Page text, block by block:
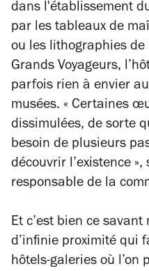
dans l'établissement
par les tableaux de
ou les lithographies de
Grands Voyageurs,
parfois rien à envier
musées. « Certaines
dissimulées, de sorte
besoin de plusieurs
découvrir l’existence »,
responsable de la
Et c’est bien ce
d’infinie proximité qui
hôtels-galeries où l’on